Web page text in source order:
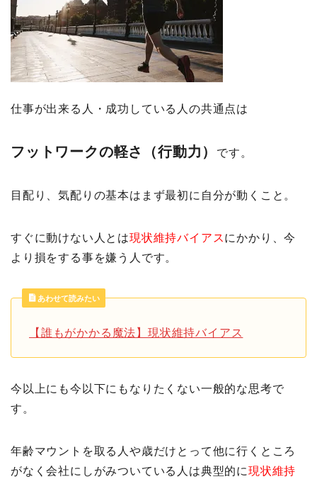
仕事が出来る人・成功している人の共通点は
フットワークの軽さ（行動力） です。
目配り、気配りの基本はまず最初に自分が動くこと。
すぐに動けない人とは現状維持バイアスにかかり、今
より損をする事を嫌う人です。
あわせて読みたい
【誰もがかかる魔法】現状維持バイアス
今以上にも今以下にもなりたくない一般的な思考で
す。
年齢マウントを取る人や歳だけとって他に行くところ
がなく会社にしがみついている人は典型的に現状維持